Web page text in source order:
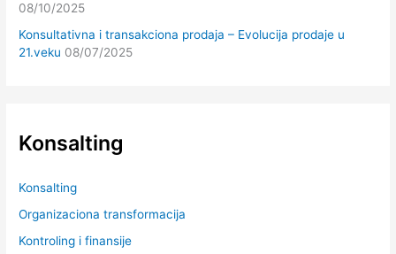
08/10/2025
Konsultativna i transakciona prodaja – Evolucija prodaje u
21.veku 08/07/2025
Konsalting
Konsalting
Organizaciona transformacija
Kontroling i finansije